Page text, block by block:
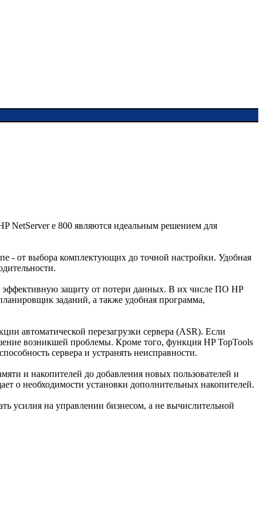
NetServer е 800 являются идеальным решением для
- от выбора комплектующих до точной настройки. Удобная
защиту от потери данных. В их числе ПО HP
заданий, а также удобная программа,
автоматической перезагрузки сервера (ASR). Если
возникшей проблемы. Кроме того, функция HP TopTools
сервера и устранять неисправности.
и накопителей до добавления новых пользователей и
о необходимости установки дополнительных накопителей.
усилия на управлении бизнесом, а не вычислительной